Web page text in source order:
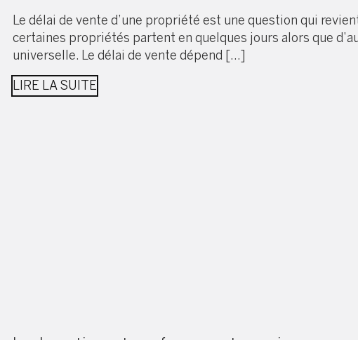
Le délai de vente d’une propriété est une question qui
certaines propriétés partent en quelques jours alors que
universelle. Le délai de vente dépend […]
LIRE LA SUITE